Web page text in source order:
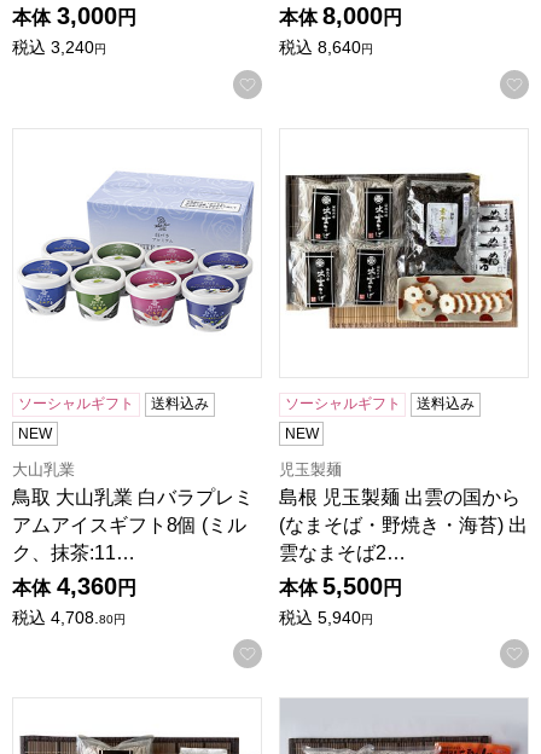
本体 3,000円
税込 3,240円
お気に入りに登録する
本体 8,000円
税込 8,640円
ソーシャルギフト
送料込み
NEW
大山乳業
鳥取 大山乳業 白バラプレミ
アムアイスギフト8個 (ミル
ク、抹茶:11…
本体 4,360円
税込 4,708.80円
お気に入りに登録する
ソーシャルギフト
送料込み
NEW
児玉製麺
島根 児玉製麺 出雲の国から
(なまそば・野焼き・海苔) 出
雲なまそば2…
本体 5,500円
税込 5,940円